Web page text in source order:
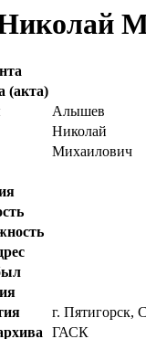
(акта)
Алышев
Николай
Михаилович
г. Пятигорск,
ГАСК